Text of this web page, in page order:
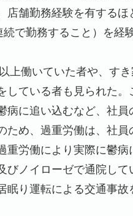
店舗勤務経験を有する
で勤務すること）を経
上働いていた者や、す
している者も見られた
病に追い込むなど、社
ため、過重労働は、社
重労働により実際に鬱
びノイローゼで通院し
眠り運転による交通事